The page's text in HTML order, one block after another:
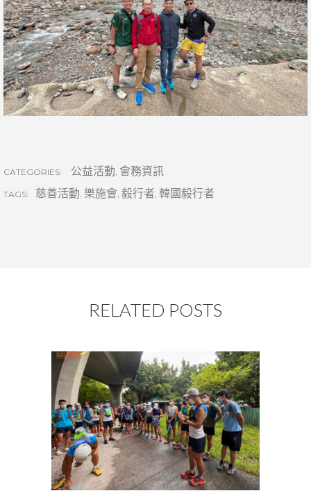
CATEGORIES: 公益活動, 會務資訊
TAGS: 慈善活動, 樂施會, 毅行者, 韓國毅行者
RELATED POSTS